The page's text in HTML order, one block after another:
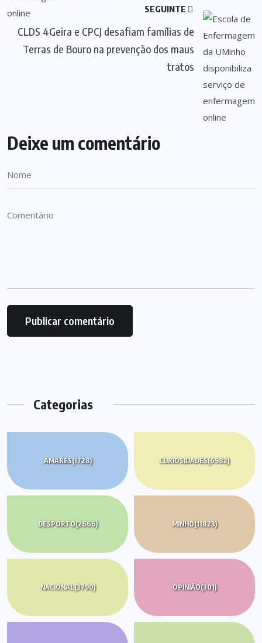
SEGUINTE
CLDS 4Geira e CPCJ desafiam famílias de
Terras de Bouro na prevenção dos maus
tratos
Deixe um comentário
Categorias
AMARES(1728) CURIOSIDADES(6982)
DESPORTO(2666) MINHO(11823)
NACIONAL(3790) OPINIÃO(301)